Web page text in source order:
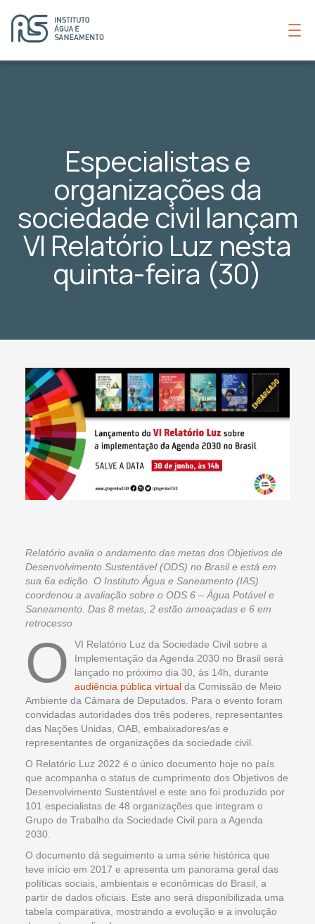
Especialistas e
organizações da
sociedade civil lançam
VI Relatório Luz nesta
quinta-feira (30)
Relatório avalia o andamento das metas dos Objetivos de
Desenvolvimento Sustentável (ODS) no Brasil e está em
sua 6a edição. O Instituto Água e Saneamento (IAS)
coordenou a avaliação sobre o ODS 6 – Água Potável e
Saneamento. Das 8 metas, 2 estão ameaçadas e 6 em
retrocesso
O
VI Relatório Luz da Sociedade Civil sobre a
Implementação da Agenda 2030 no Brasil será
lançado no próximo dia 30, às 14h, durante
audiência pública virtual da Comissão de Meio
Ambiente da Câmara de Deputados. Para o evento foram
convidadas autoridades dos três poderes, representantes
das Nações Unidas, OAB, embaixadores/as e
representantes de organizações da sociedade civil.
O Relatório Luz 2022 é o único documento hoje no país
que acompanha o status de cumprimento dos Objetivos de
Desenvolvimento Sustentável e este ano foi produzido por
101 especialistas de 48 organizações que integram o
Grupo de Trabalho da Sociedade Civil para a Agenda
2030.
O documento dá seguimento a uma série histórica que
teve início em 2017 e apresenta um panorama geral das
políticas sociais, ambientais e econômicas do Brasil, a
partir de dados oficiais. Este ano será disponibilizada uma
tabela comparativa, mostrando a evolução e a involução